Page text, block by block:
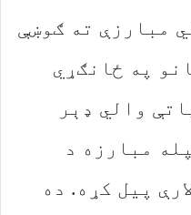
مبارزې ته ګوښې
په ځانګړي
والي ډېر
مبارزه د
پیل کړه. ده